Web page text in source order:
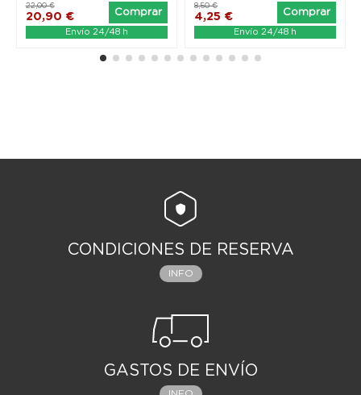
20,90 €
22,00 €
Comprar
Envío 24/48 h
4,25 €
8,50 €
Comprar
Envío 24/48 h
CONDICIONES DE RESERVA
INFO
GASTOS DE ENVÍO